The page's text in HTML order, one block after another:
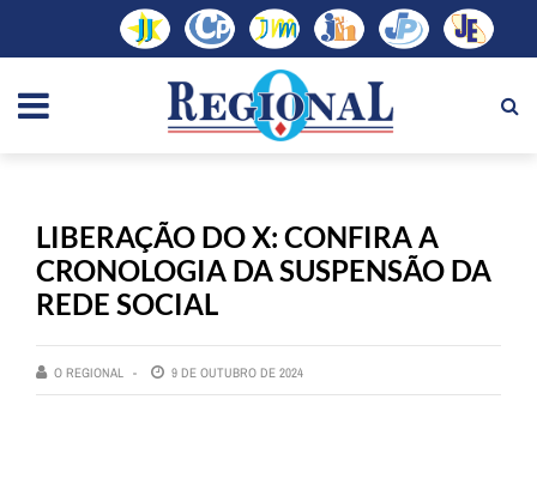
LIBERAÇÃO DO X: CONFIRA A
CRONOLOGIA DA SUSPENSÃO DA
REDE SOCIAL
O REGIONAL 9 DE OUTUBRO DE 2024